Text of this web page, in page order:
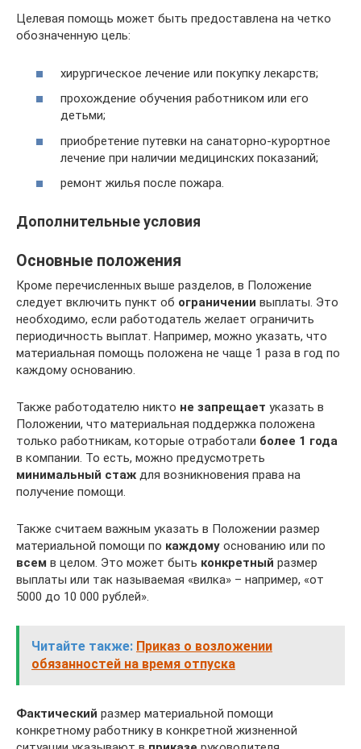
Целевая помощь может быть предоставлена на четко
обозначенную цель:
хирургическое лечение или покупку лекарств;
прохождение обучения работником или его
детьми;
приобретение путевки на санаторно-курортное
лечение при наличии медицинских показаний;
ремонт жилья после пожара.
Дополнительные условия
Основные положения
Кроме перечисленных выше разделов, в Положение
следует включить пункт об ограничении выплаты. Это
необходимо, если работодатель желает ограничить
периодичность выплат. Например, можно указать, что
материальная помощь положена не чаще 1 раза в год по
каждому основанию.
Также работодателю никто не запрещает указать в
Положении, что материальная поддержка положена
только работникам, которые отработали более 1 года
в компании. То есть, можно предусмотреть
минимальный стаж для возникновения права на
получение помощи.
Также считаем важным указать в Положении размер
материальной помощи по каждому основанию или по
всем в целом. Это может быть конкретный размер
выплаты или так называемая «вилка» – например, «от
5000 до 10 000 рублей».
Читайте также: Приказ о возложении
обязанностей на время отпуска
Фактический размер материальной помощи
конкретному работнику в конкретной жизненной